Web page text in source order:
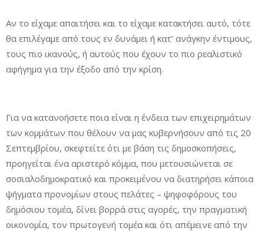
Αν το είχαμε απαιτήσει και το είχαμε κατακτήσει αυτό, τότε
θα επιλέγαμε από τους εν δυνάμει ή κατ’ ανάγκην έντιμους,
τους πιο ικανούς, ή αυτούς που έχουν το πιο ρεαλιστικό
αφήγημα για την έξοδο από την κρίση.
Για να κατανοήσετε ποια είναι η ένδεια των επιχειρημάτων
των κομμάτων που θέλουν να μας κυβερνήσουν από τις 20
Σεπτεμβρίου, σκεφτείτε ότι με βάση τις δημοσκοπήσεις,
προηγείται ένα αριστερό κόμμα, που μετουσιώνεται σε
σοσιαλοδημοκρατικό και προκειμένου να διατηρήσει κάποια
ψήγματα προνομίων στους πελάτες – ψηφοφόρους του
δημόσιου τομέα, δίνει βορρά στις αγορές, την πραγματική
οικονομία, τον πρωτογενή τομέα και ότι απέμεινε από την